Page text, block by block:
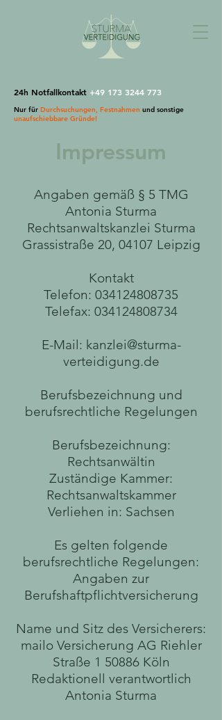
24h Notfallkontakt +49 173 3244 773
Nur für Durchsuchungen, Festnahmen und sonstige
unaufschiebbare Gründe!
Impressum
Angaben gemäß § 5 TMG
Antonia Sturma
Rechtsanwaltskanzlei Sturma
Grassistraße 20, 04107 Leipzig
Kontakt
Telefon: 034124808735
Telefax: 034124808734
E-Mail: kanzlei@sturma-
verteidigung.de
Berufsbezeichnung und
berufsrechtliche Regelungen
Berufsbezeichnung:
Rechtsanwältin
Zuständige Kammer:
Rechtsanwaltskammer
Verliehen in: Sachsen
Es gelten folgende
berufsrechtliche Regelungen:
Angaben zur
Berufshaftpflichtversicherung
Name und Sitz des Versicherers:
mailo Versicherung AG Riehler
Straße 1 50886 Köln
Redaktionell verantwortlich
Antonia Sturma